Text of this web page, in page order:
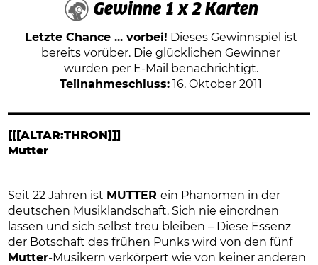
Gewinne 1 x 2 Karten
Letzte Chance ... vorbei! Dieses Gewinnspiel ist
bereits vorüber. Die glücklichen Gewinner
wurden per E-Mail benachrichtigt.
Teilnahmeschluss: 16. Oktober 2011
[[[ALTAR:THRON]]]
Mutter
Seit 22 Jahren ist MUTTERein Phänomen in der
deutschen Musiklandschaft. Sich nie einordnen
lassen und sich selbst treu bleiben – Diese Essenz
der Botschaft des frühen Punks wird von den fünf
Mutter-Musikern verkörpert wie von keiner anderen